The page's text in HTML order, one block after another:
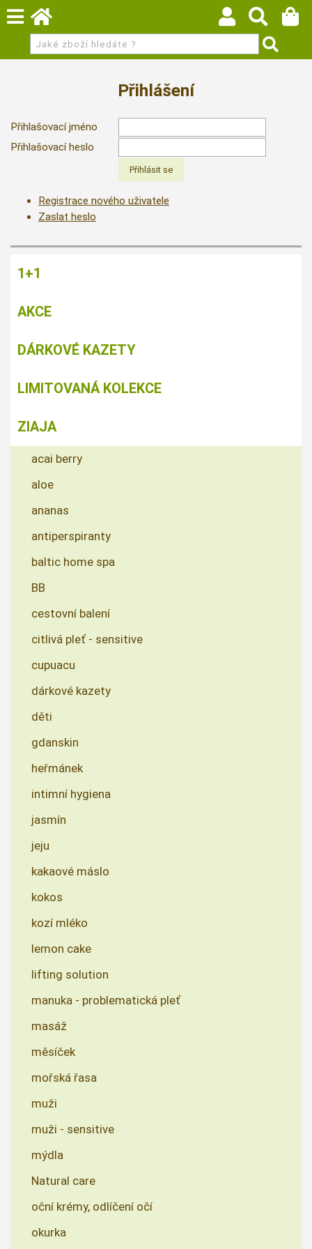
Přihlášení
Přihlašovací jméno
Přihlašovací heslo
Registrace nového uživatele
Zaslat heslo
1+1
AKCE
DÁRKOVÉ KAZETY
LIMITOVANÁ KOLEKCE
ZIAJA
acai berry
aloe
ananas
antiperspiranty
baltic home spa
BB
cestovní balení
citlivá pleť - sensitive
cupuacu
dárkové kazety
děti
gdanskin
heřmánek
intimní hygiena
jasmín
jeju
kakaové máslo
kokos
kozí mléko
lemon cake
lifting solution
manuka - problematická pleť
masáž
měsíček
mořská řasa
muži
muži - sensitive
mýdla
Natural care
oční krémy, odlíčení očí
okurka